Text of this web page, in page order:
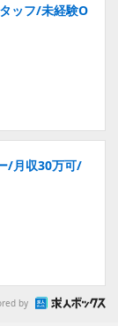
ッフ/未経験O
/月収30万可/
by